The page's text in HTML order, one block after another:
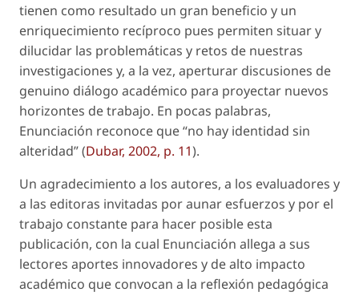
tienen como resultado un gran beneficio y un
enriquecimiento recíproco pues permiten situar y
dilucidar las problemáticas y retos de nuestras
investigaciones y, a la vez, aperturar discusiones de
genuino diálogo académico para proyectar nuevos
horizontes de trabajo. En pocas palabras,
Enunciación reconoce que “no hay identidad sin
alteridad” (Dubar, 2002, p. 11).
Un agradecimiento a los autores, a los evaluadores y
a las editoras invitadas por aunar esfuerzos y por el
trabajo constante para hacer posible esta
publicación, con la cual Enunciación allega a sus
lectores aportes innovadores y de alto impacto
académico que convocan a la reflexión pedagógica